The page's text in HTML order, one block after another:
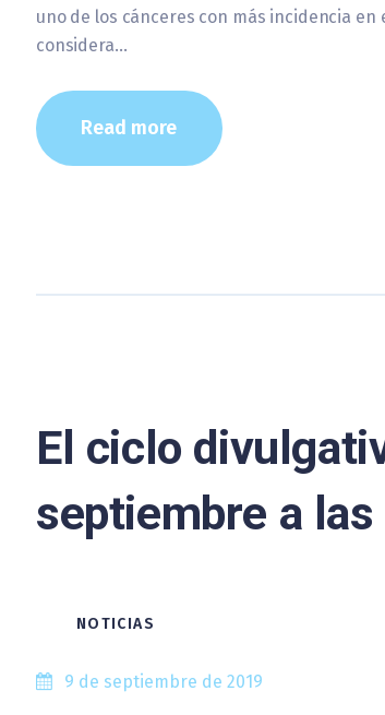
uno de los cánceres con más incidencia
considera…
Read more
El ciclo
septiembre a
NOTICIAS
9 de septiembre de 2019